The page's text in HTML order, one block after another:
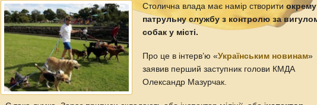
Столична влада має намір створитиокрему
патрульну службу з контролю за
собак у місті.
Про це в інтерв’ю «Українським новинам»
заявив перший заступник голови КМДА
Олександр Мазурчак.